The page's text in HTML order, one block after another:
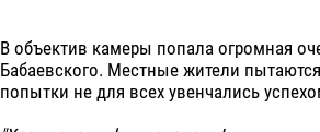
В объектив камеры попала огромная
Бабаевского. Местные жители
попытки не для всех увенчались